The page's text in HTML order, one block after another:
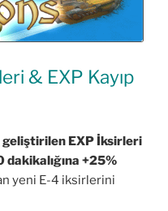
& EXP Kayıp
geliştirilen EXP İksirleri
dakikalığına +25%
yeni E-4 iksirlerini